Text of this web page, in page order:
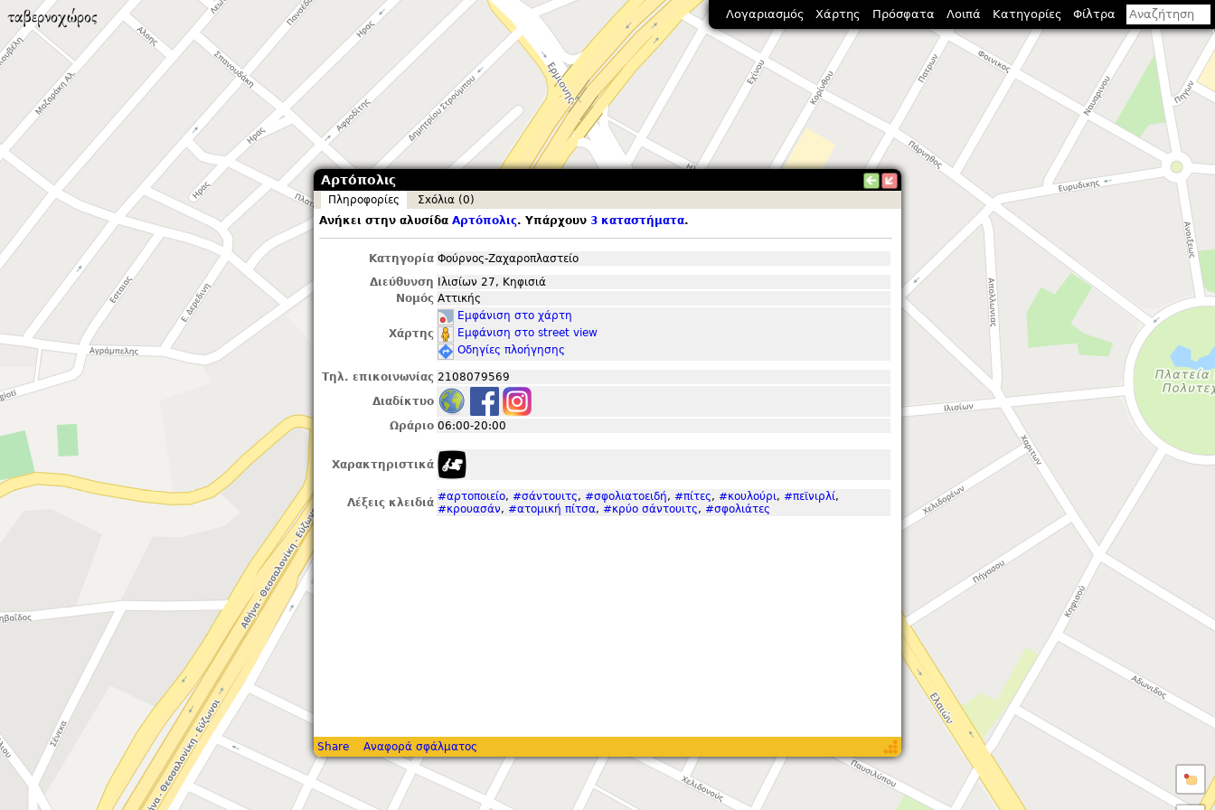
Αρτόπολις
Πληροφορίες
Σxόλια (0)
Ανήκει στην αλυσίδα Αρτόπολις. Υπάρχουν 3 καταστήματα.
Κατηγορία Φούρνος-Ζαχαροπλαστείο
Διεύθυνση
Ιλισίων 27, Κηφισιά
Νομός Αττικής
Χάρτης
Εμφάνιση στο χάρτη
Εμφάνιση στο street view
Οδηγίες πλοήγησης
Τηλ. επικοινωνίας 2108079569
Διαδίκτυο
Ωράριο 06:00-20:00
Χαρακτηριστικά
Λέξεις κλειδιά #αρτοποιείο, #σάντουιτς, #σφολιατοειδή, #πίτες, #κουλούρι, #πεϊνιρλί,
#κρουασάν, #ατομική πίτσα, #κρύο σάντουιτς, #σφολιάτες
Share Αναφορά σφάλματος
Λογαριασμός Χάρτης Πρόσφατα Λοιπά Κατηγορίες Φίλτρα